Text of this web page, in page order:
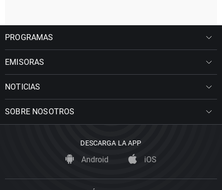
PROGRAMAS
EMISORAS
NOTICIAS
SOBRE NOSOTROS
DESCARGA LA APP
Android iOS